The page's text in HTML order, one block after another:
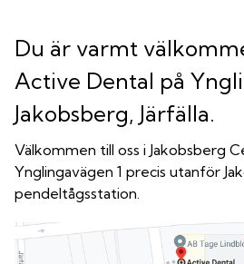
Du är varmt
Active Dental på
Jakobsberg, Järfälla.
Välkommen till oss i Jakobsberg
Ynglingavägen 1 precis utanför
pendeltågsstation.